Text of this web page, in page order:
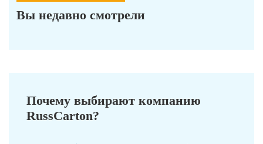
Вы недавно смотрели
Почему выбирают компанию
RussCarton?